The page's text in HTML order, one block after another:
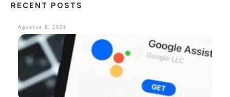
RECENT POSTS
Agustus 8, 2026